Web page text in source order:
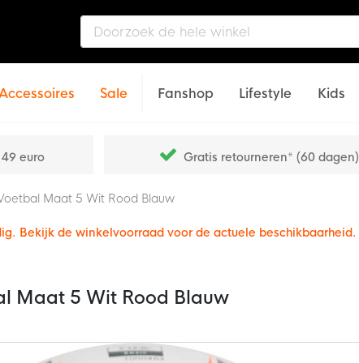
Sale Fanshop Lifestyle Kids
euro Gratis retourneren* (60 dagen)
Maat 5 Wit Rood Blauw
Bekijk de winkelvoorraad voor de actuele beschikbaarheid.
Maat 5 Wit Rood Blauw